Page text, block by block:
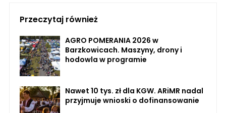
Przeczytaj również
AGRO POMERANIA 2026 w
Barzkowicach. Maszyny, drony i
hodowla w programie
Nawet 10 tys. zł dla KGW. ARiMR nadal
przyjmuje wnioski o dofinansowanie